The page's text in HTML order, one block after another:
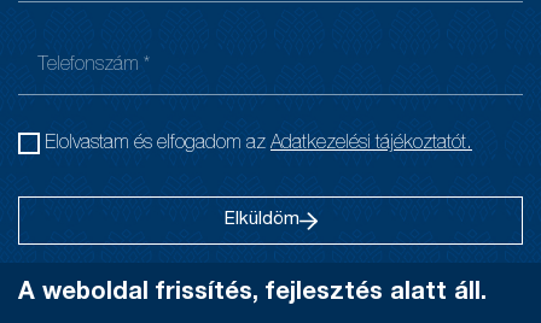
Elolvastam és elfogadom az Adatkezelési tájékoztatót.
Elküldöm
A weboldal frissítés, fejlesztés alatt áll.